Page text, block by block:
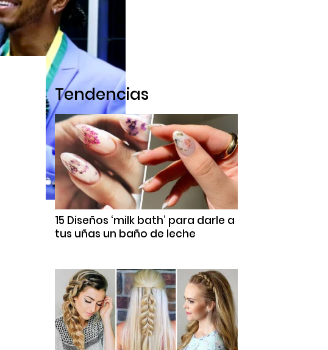
Tendencias
15 Diseños ‘milk bath’ para darle a
tus uñas un baño de leche